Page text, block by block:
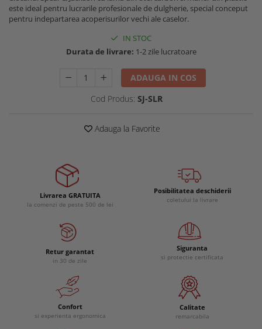
Buzunare externe
Echipamente specializate
Echipamente muncitori ferma
Echipamente veterinari
Echipamente mulgatori
Echipamente trimeri ongloane
Menghine si prese
este ideal pentru lucrarile profesionale de dulgherie, special conceput
pentru indepartarea acoperisurilor vechi ale caselor.
IN STOC
Durata de livrare: 1-2 zile lucratoare
ADAUGA IN COS
Cod Produs: SJ-SLR
Adauga la Favorite
Livrarea GRATUITA
la comenzi de peste 500 de lei
Posibilitatea deschiderii
coletului la livrare
Retur garantat
in 30 de zile
Siguranta
si protectie certificata
Confort
si experienta ergonomica
Calitate
remarcabila